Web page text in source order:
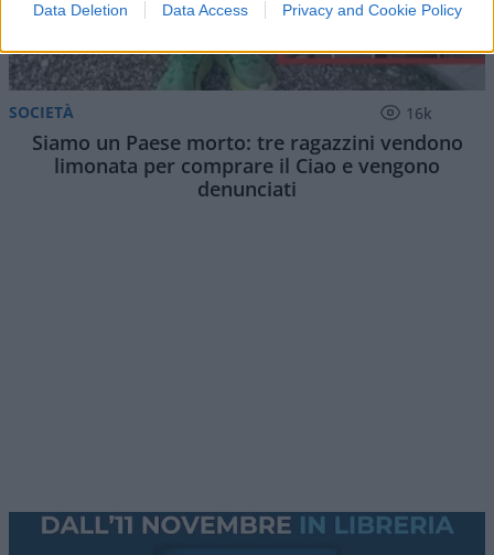
Data Deletion Data Access Privacy and Cookie Policy
SOCIETÀ 16k
Siamo un Paese morto: tre ragazzini vendono
limonata per comprare il Ciao e vengono
denunciati